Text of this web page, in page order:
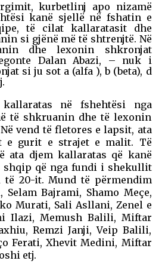
kurbetlinj apo nizamë
kanë sjellë në fshatin e
të cilat kallaratasit dhe
si gjënë më të shtrenjtë. Në
dhe lexonin shkronjat
Dalan Abazi, – nuk i
si ju sot a (alfa ), b (beta), d
në fshehtësi nga
të shkruanin dhe të lexonin
vend të fletores e lapsit, ata
e gurit e strajet e malit. Të
ata djem kallaratas që kanë
shqip që nga fundi i shekullit
20-it. Mund të përmendim
Selam Bajrami, Shamo Meçe,
Murati, Sali Asllani, Zenel e
Ilazi, Memush Balili, Miftar
Remzi Janji, Veip Balili,
Ferati, Xhevit Medini, Miftar
etj.